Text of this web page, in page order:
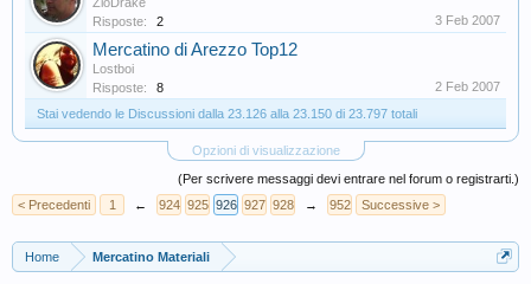
Risposte:
2 3 Feb 2007
Mercatino di Arezzo Top12
Lostboi
Risposte:
8
2 Feb 2007
Stai vedendo le Discussioni dalla 23.126 alla 23.150 di 23.797 totali
Opzioni di visualizzazione
(Per scrivere messaggi devi entrare nel forum o registrarti.)
< Precedenti
1 ← 924 925 926 927 928 → 952 Successive >
Home Mercatino Materiali